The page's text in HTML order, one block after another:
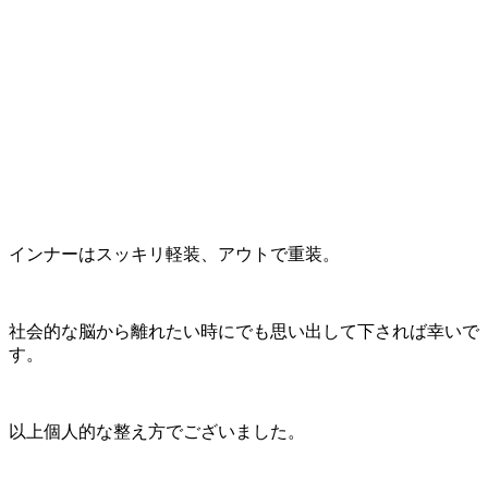
インナーはスッキリ軽装、アウトで重装。
社会的な脳から離れたい時にでも思い出して下されば幸いで
す。
以上個人的な整え方でございました。